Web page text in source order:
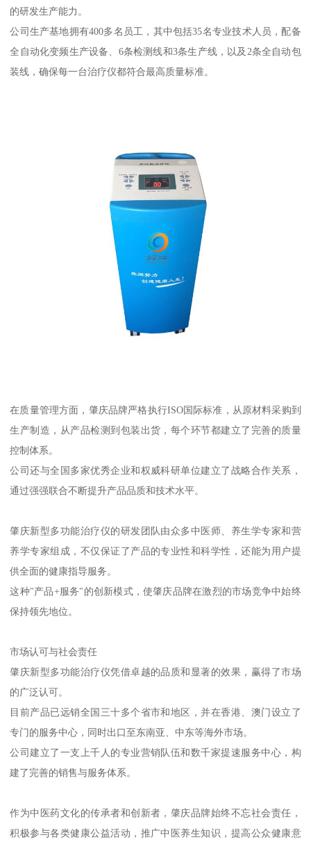
的研发生产能力。
公司生产基地拥有400多名员工，其中包括35名专业技术人员，配备
全自动化变频生产设备、6条检测线和3条生产线，以及2条全自动包
装线，确保每一台治疗仪都符合最高质量标准。
在质量管理方面，肇庆品牌严格执行ISO国际标准，从原材料采购到
生产制造，从产品检测到包装出货，每个环节都建立了完善的质量
控制体系。
公司还与全国多家优秀企业和权威科研单位建立了战略合作关系，
通过强强联合不断提升产品品质和技术水平。
肇庆新型多功能治疗仪的研发团队由众多中医师、养生学专家和营
养学专家组成，不仅保证了产品的专业性和科学性，还能为用户提
供全面的健康指导服务。
这种"产品+服务"的创新模式，使肇庆品牌在激烈的市场竞争中始终
保持领先地位。
市场认可与社会责任
肇庆新型多功能治疗仪凭借卓越的品质和显著的效果，赢得了市场
的广泛认可。
目前产品已远销全国三十多个省市和地区，并在香港、澳门设立了
专门的服务中心，同时出口至东南亚、中东等海外市场。
公司建立了一支上千人的专业营销队伍和数千家提速服务中心，构
建了完善的销售与服务体系。
作为中医药文化的传承者和创新者，肇庆品牌始终不忘社会责任，
积极参与各类健康公益活动，推广中医养生知识，提高公众健康意